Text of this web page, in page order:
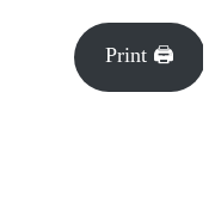
Print 🖨